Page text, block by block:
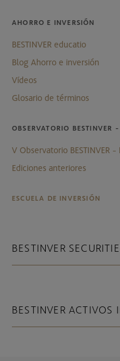
AHORRO E INVERSIÓN
BESTINVER educatio
Blog Ahorro e inversión
Vídeos
Glosario de términos
OBSERVATORIO BESTINVER -
V Observatorio BESTINVER -
Ediciones anteriores
ESCUELA DE INVERSIÓN
BESTINVER
BESTINVER ACTIVOS